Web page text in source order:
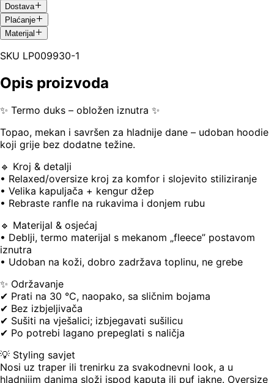
Dostava
Plaćanje
Materijal
SKU LP009930-1
Opis proizvoda
✨ Termo duks – obložen iznutra ✨
Topao, mekan i savršen za hladnije dane – udoban hoodie
koji grije bez dodatne težine.
🔹 Kroj & detalji
• Relaxed/oversize kroj za komfor i slojevito stiliziranje
• Velika kapuljača + kengur džep
• Rebraste ranfle na rukavima i donjem rubu
🔹 Materijal & osjećaj
• Deblji, termo materijal s mekanom „fleece” postavom
iznutra
• Udoban na koži, dobro zadržava toplinu, ne grebe
✨ Održavanje
✔ Prati na 30 °C, naopako, sa sličnim bojama
✔ Bez izbjeljivača
✔ Sušiti na vješalici; izbjegavati sušilicu
✔ Po potrebi lagano prepeglati s naličja
💡 Styling savjet
Nosi uz traper ili trenirku za svakodnevni look, a u
hladnijim danima složi ispod kaputa ili puf jakne. Oversize